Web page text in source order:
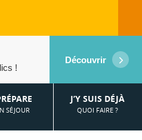
SÉJOUR
J’Y SUIS DÉJÀ
QUOI FAIRE ?
!
Découvrir